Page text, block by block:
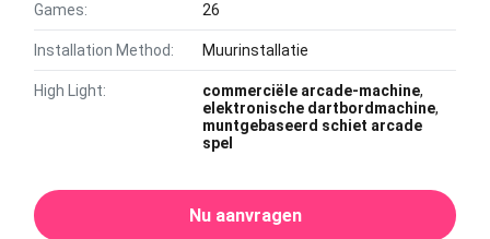
Games: 26
Installation Method: Muurinstallatie
High Light: commerciële arcade-machine,
elektronische dartbordmachine,
muntgebaseerd schiet arcade
spel
Nu aanvragen